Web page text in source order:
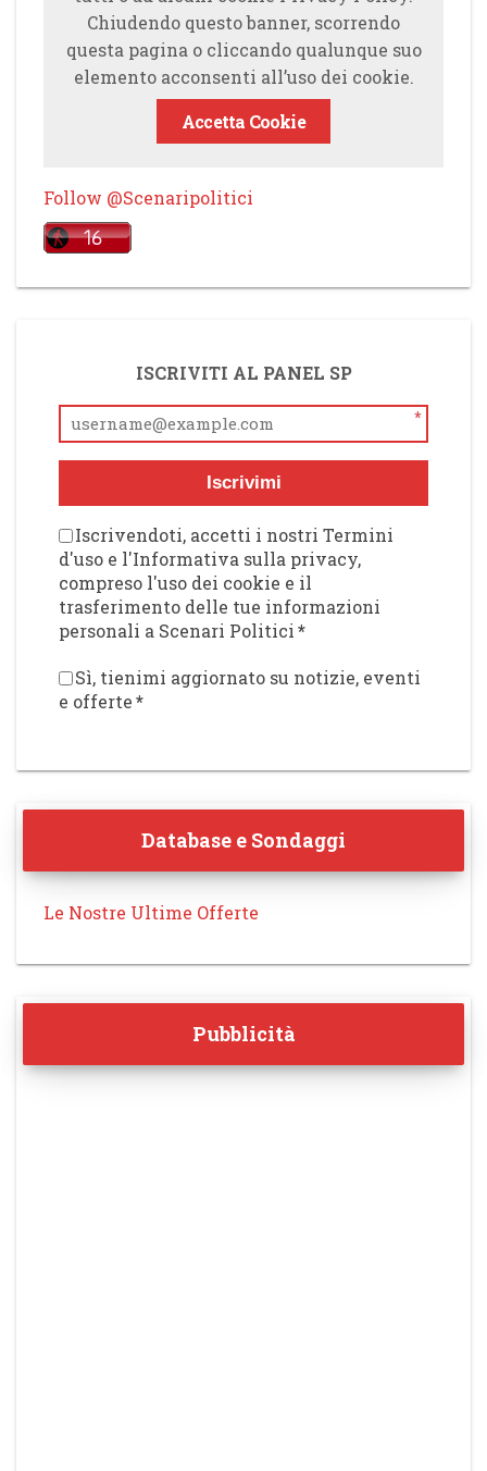
Chiudendo questo banner, scorrendo
questa pagina o cliccando qualunque suo
elemento acconsenti all’uso dei cookie.
Accetta Cookie
Follow @Scenaripolitici
ISCRIVITI AL PANEL SP
*
Iscrivimi
Iscrivendoti, accetti i nostri Termini
d'uso e l'Informativa sulla privacy,
compreso l'uso dei cookie e il
trasferimento delle tue informazioni
personali a Scenari Politici*
Sì, tienimi aggiornato su notizie, eventi
e offerte*
Database e Sondaggi
Le Nostre Ultime Offerte
Pubblicità